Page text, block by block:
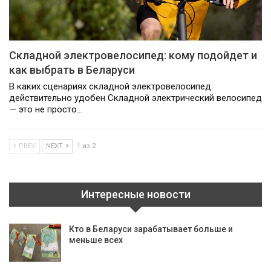
Складной электровелосипед: кому подойдет и
как выбрать в Беларуси
В каких сценариях складной электровелосипед
действительно удобен Складной электрический велосипед
— это не просто…
PREV NEXT 1 из 2
Интересные новости
Кто в Беларуси зарабатывает больше и
меньше всех